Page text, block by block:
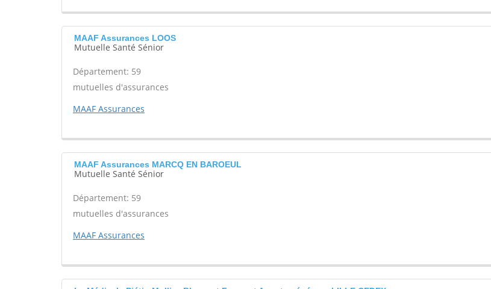
MAAF Assurances LOOS
Mutuelle Santé Sénior
Département: 59
mutuelles d'assurances
MAAF Assurances
MAAF Assurances MARCQ EN BAROEUL
Mutuelle Santé Sénior
Département: 59
mutuelles d'assurances
MAAF Assurances